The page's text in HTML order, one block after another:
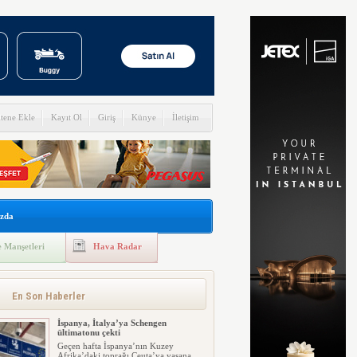
Ekle Kayıt Ol Giriş Künye İletişim
Manşetleri Hava Radar
En Son Haberler
İspanya, İtalya’ya Schengen
ültimatonu çekti
Geçen hafta İspanya’nın Kuzey